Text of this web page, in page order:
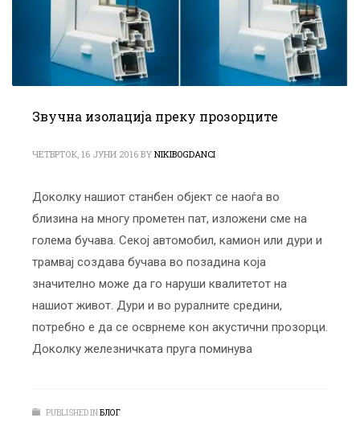
Звучна изолација преку прозорците
ЧЕТВРТОК, 16 ЈУНИ 2016 BY NIKIBOGDANCI
Доколку нашиот станбен објект се наоѓа во
близина на многу прометен пат, изложени сме на
голема бучава. Секој автомобил, камион или дури и
трамвај создава бучава во позадина која
значително може да го наруши квалитетот на
нашиот живот. Дури и во руралните средини,
потребно е да се осврнеме кон акустични прозорци.
Доколку железничката пруга поминува
PUBLISHED INБЛОГ